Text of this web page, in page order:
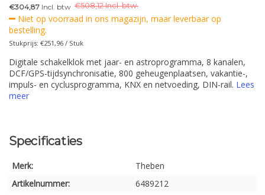
€304,87 Incl. btw €508,12 Incl. btw.
Niet op voorraad in ons magazijn, maar leverbaar op
bestelling.
Stukprijs: €251,96 / Stuk
Digitale schakelklok met jaar- en astroprogramma, 8 kanalen,
DCF/GPS-tijdsynchronisatie, 800 geheugenplaatsen, vakantie-,
impuls- en cyclusprogramma, KNX en netvoeding, DIN-rail. Lees
meer
Specificaties
Merk:
Theben
Artikelnummer:
6489212